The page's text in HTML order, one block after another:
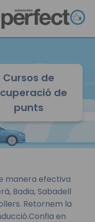
Perfecto
Permisos
Centres
Més
Cursos de
de
punts
manera efectiva
Badia, Sabadell
Retornem la
en